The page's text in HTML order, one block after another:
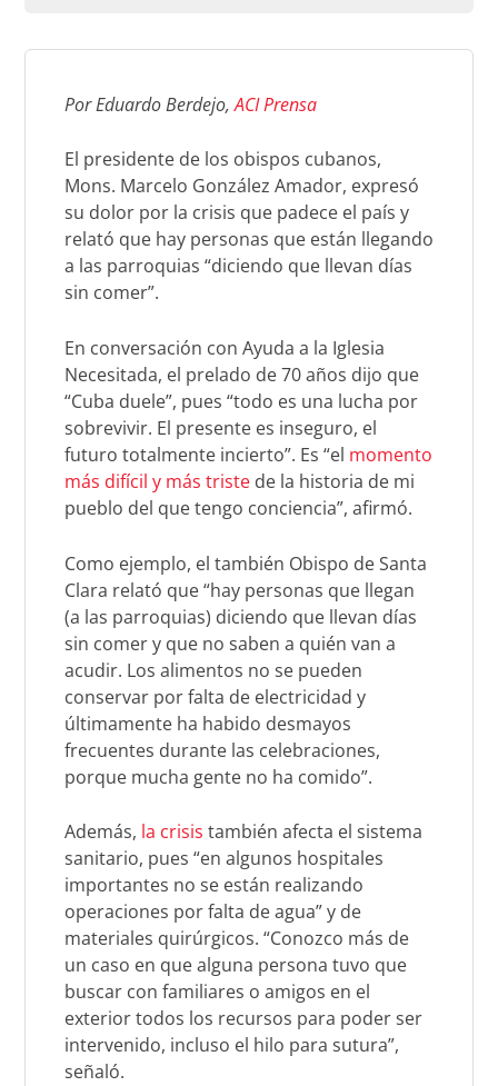
Por Eduardo Berdejo,ACI Prensa
El presidente de los obispos cubanos,
Mons. Marcelo González Amador, expresó
su dolor por la crisis que padece el país y
relató que hay personas que están llegando
a las parroquias “diciendo que llevan días
sin comer”.
En conversación con Ayuda a la Iglesia
Necesitada, el prelado de 70 años dijo que
“Cuba duele”, pues “todo es una lucha por
sobrevivir. El presente es inseguro, el
futuro totalmente incierto”. Es “el momento
más difícil y más tristede la historia de mi
pueblo del que tengo conciencia”, afirmó.
Como ejemplo, el también Obispo de Santa
Clara relató que “hay personas que llegan
(a las parroquias) diciendo que llevan días
sin comer y que no saben a quién van a
acudir. Los alimentos no se pueden
conservar por falta de electricidad y
últimamente ha habido desmayos
frecuentes durante las celebraciones,
porque mucha gente no ha comido”.
Además, la crisis también afecta el sistema
sanitario, pues “en algunos hospitales
importantes no se están realizando
operaciones por falta de agua” y de
materiales quirúrgicos. “Conozco más de
un caso en que alguna persona tuvo que
buscar con familiares o amigos en el
exterior todos los recursos para poder ser
intervenido, incluso el hilo para sutura”,
señaló.